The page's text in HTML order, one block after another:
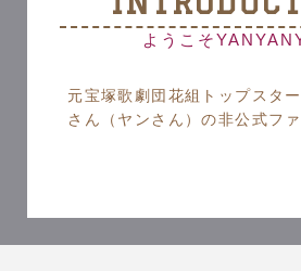
ようこそ
元宝塚歌劇団花組トップスタ
さん（ヤンさん）の非公式フ